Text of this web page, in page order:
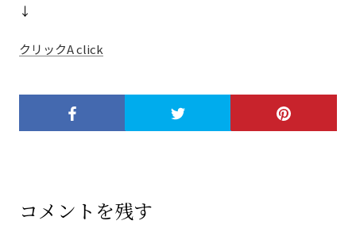
↓
クリックA click
コメントを残す